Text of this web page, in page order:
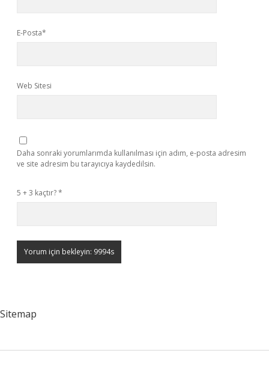
E-Posta*
Web Sitesi
Daha sonraki yorumlarımda kullanılması için adım, e-posta adresim
ve site adresim bu tarayıcıya kaydedilsin.
5 + 3 kaçtır?*
Sitemap